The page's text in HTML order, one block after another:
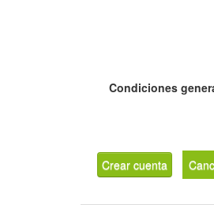
Condiciones
Crear cuenta